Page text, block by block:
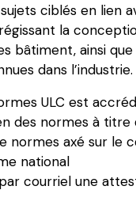
ciblés en lien
la
bâtiment, ainsi
dans l’industrie.
ULC est
des normes à titre
normes axé sur le
national
courriel une